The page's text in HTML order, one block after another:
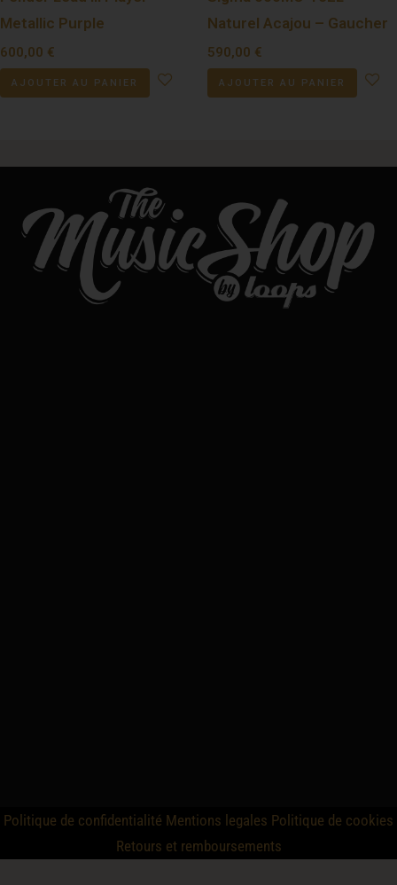
Metallic Purple
600,00 €
AJOUTER AU PANIER
Naturel Acajou – Gaucher
590,00 €
AJOUTER AU PANIER
Politique de confidentialité Mentions legales Politique de cookies
Retours et remboursements